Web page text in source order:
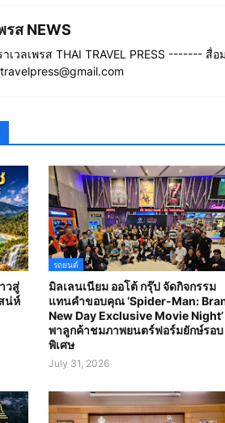
รส NEWS
เวลเพรส THAI TRAVEL PRESS ------- สื่
วสู่
น่ห์
รถยนต์
มิลเลนเนียม ออโต้ กรุ๊ป จัดกิจกรรม
แทนคำขอบคุณ ‘Spider-Man:
New Day Exclusive Movie Night’
พาลูกค้าชมภาพยนตร์ฟอร์มยักษ์รอบ
พิเศษ
July 31, 2026